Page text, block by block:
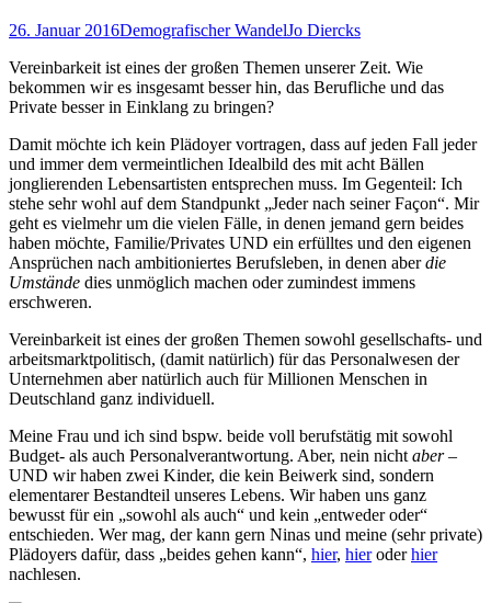
26. Januar 2016Demografischer WandelJo Diercks
Vereinbarkeit ist eines der großen Themen unserer Zeit. Wie
bekommen wir es insgesamt besser hin, das Berufliche und das
Private besser in Einklang zu bringen?
Damit möchte ich kein Plädoyer vortragen, dass auf jeden Fall jeder
und immer dem vermeintlichen Idealbild des mit acht Bällen
jonglierenden Lebensartisten entsprechen muss. Im Gegenteil: Ich
stehe sehr wohl auf dem Standpunkt „Jeder nach seiner Façon“. Mir
geht es vielmehr um die vielen Fälle, in denen jemand gern beides
haben möchte, Familie/Privates UND ein erfülltes und den eigenen
Ansprüchen nach ambitioniertes Berufsleben, in denen aberdie
Umstände dies unmöglich machen oder zumindest immens
erschweren.
Vereinbarkeit ist eines der großen Themen sowohl gesellschafts- und
arbeitsmarktpolitisch, (damit natürlich) für das Personalwesen der
Unternehmen aber natürlich auch für Millionen Menschen in
Deutschland ganz individuell.
Meine Frau und ich sind bspw. beide voll berufstätig mit sowohl
Budget- als auch Personalverantwortung. Aber, nein nicht aber–
UND wir haben zwei Kinder, die kein Beiwerk sind, sondern
elementarer Bestandteil unseres Lebens. Wir haben uns ganz
bewusst für ein „sowohl als auch“ und kein „entweder oder“
entschieden. Wer mag, der kann gern Ninas und meine (sehr private)
Plädoyers dafür, dass „beides gehen kann“, hier, hieroderhier
nachlesen.